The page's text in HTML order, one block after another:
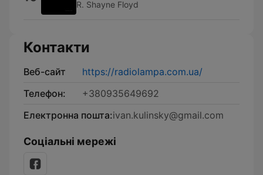
R. Shayne Floyd
Контакти
Веб-сайт
https://radiolampa.com.ua/
Телефон:
+380935649692
Електронна пошта:ivan.kulinsky@gmail.com
Соціальні мережі